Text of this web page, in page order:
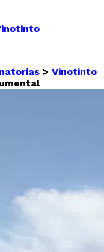
> Vinotinto